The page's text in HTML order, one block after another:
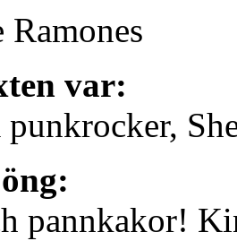
Ramones
var:
punkrocker,
pannkakor!